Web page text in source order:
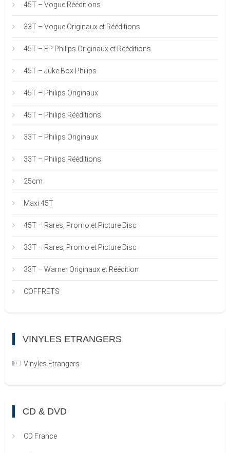
45T – Vogue Rééditions
33T – Vogue Originaux et Rééditions
45T – EP Philips Originaux et Rééditions
45T – Juke Box Philips
45T – Philips Originaux
45T – Philips Rééditions
33T – Philips Originaux
33T – Philips Rééditions
25cm
Maxi 45T
45T – Rares, Promo et Picture Disc
33T – Rares, Promo et Picture Disc
33T – Warner Originaux et Réédition
COFFRETS
VINYLES ETRANGERS
Vinyles Etrangers
CD & DVD
CD France